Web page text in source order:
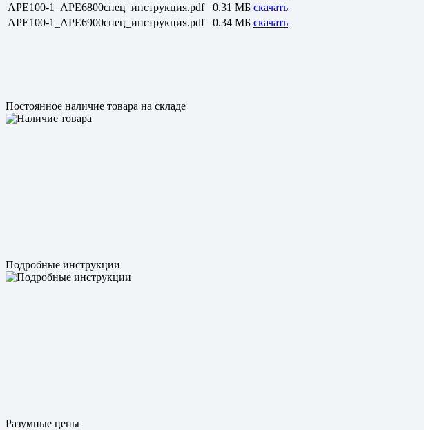
APE100-1_APE6800спец_инструкция.pdf
0.31 МБ скачать
APE100-1_APE6900спец_инструкция.pdf
0.34 МБ скачать
Постоянное наличие товара на складе
Подробные инструкции
Разумные цены